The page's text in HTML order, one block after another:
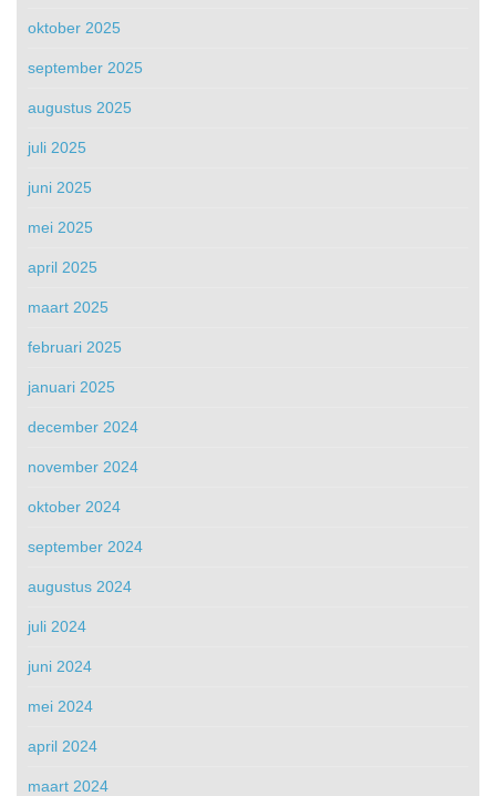
oktober 2025
september 2025
augustus 2025
juli 2025
juni 2025
mei 2025
april 2025
maart 2025
februari 2025
januari 2025
december 2024
november 2024
oktober 2024
september 2024
augustus 2024
juli 2024
juni 2024
mei 2024
april 2024
maart 2024